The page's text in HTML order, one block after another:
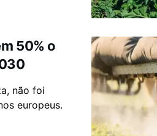
50% o
não foi
europeus.